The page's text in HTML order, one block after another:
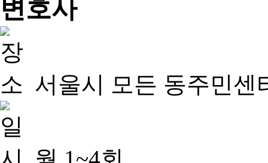
서울시 모든 동주민센